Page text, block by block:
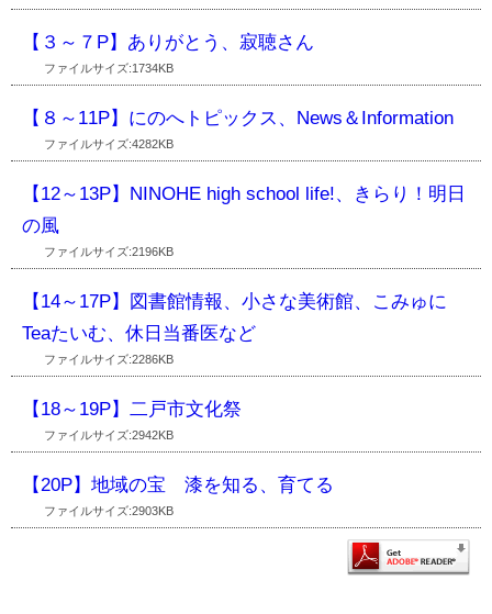
【３～７P】ありがとう、寂聴さん
ファイルサイズ:1734KB
【８～11P】にのへトピックス、News＆Information
ファイルサイズ:4282KB
【12～13P】NINOHE high school life!、きらり！明日
の風
ファイルサイズ:2196KB
【14～17P】図書館情報、小さな美術館、こみゅに
Teaたいむ、休日当番医など
ファイルサイズ:2286KB
【18～19P】二戸市文化祭
ファイルサイズ:2942KB
【20P】地域の宝 漆を知る、育てる
ファイルサイズ:2903KB